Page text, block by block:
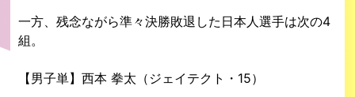
一方、残念ながら準々決勝敗退した日本人選手は次の4
組。
【男子単】西本 拳太（ジェイテクト・15）